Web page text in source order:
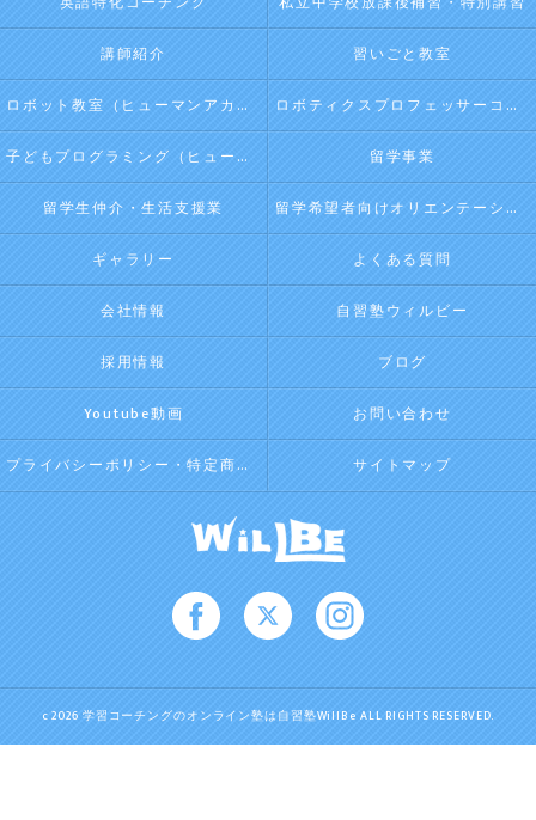
講師紹介 習いごと教室
ロボット教室（ヒューマンアカデミージュニアプログラム） ロボティクスプロフェッサーコース（ヒューマンアカデミージュニアプログラム）
子どもプログラミング（ヒューマンアカデミージュニアプログラム） 留学事業
留学生仲介・生活支援業 留学希望者向けオリエンテーション
ギャラリー よくある質問
会社情報 自習塾ウィルビー
採用情報 ブログ
Youtube動画 お問い合わせ
プライバシーポリシー・特定商取引法に基づく表記 サイトマップ
c 2026 学習コーチングのオンライン塾は自習塾WillBe ALL RIGHTS RESERVED.